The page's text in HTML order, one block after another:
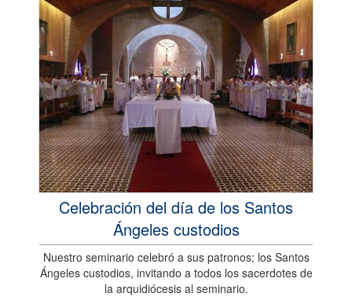
Celebración del día de los Santos
Ángeles custodios
Nuestro seminario celebró a sus patronos; los Santos
Ángeles custodios, invitando a todos los sacerdotes de
la arquidiócesis al seminario.